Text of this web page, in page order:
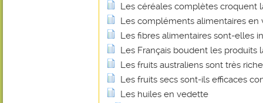
Les céréales complètes croquent
Les compléments alimentaires en
Les fibres alimentaires sont-elles
Les Français boudent les produits
Les fruits australiens sont très
Les fruits secs sont-ils efficaces
Les huiles en vedette